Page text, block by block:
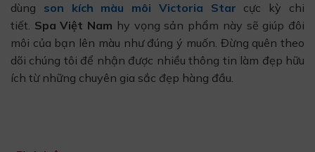
dùng son kích màu môi Victoria Star cực kỳ chi
tiết. Spa Việt Nam hy vọng sản phẩm này sẽ giúp đôi
môi của bạn lên màu như đúng ý muốn. Đừng quên theo
dõi chúng tôi để nhận được nhiều thông tin làm đẹp hữu
ích từ những chuyên gia sắc đẹp hàng đầu.